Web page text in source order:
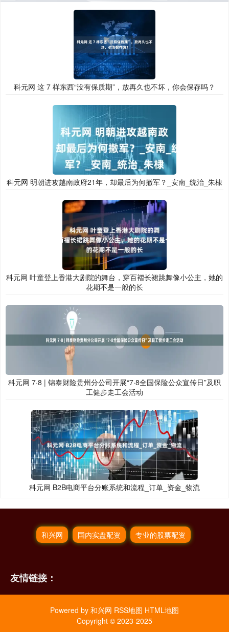
科元网 这 7 样东西“没有保质期”，放再久也不坏，你会保存吗？
科元网 明朝进攻越南政府21年，却最后为何撤军？_安南_统治_朱棣
科元网 叶童登上香港大剧院的舞台，穿百褶长裙跳舞像小公主，她的
花期不是一般的长
科元网 7·8 | 锦泰财险贵州分公司开展“7·8全国保险公众宣传日”及职
工健步走工会活动
科元网 B2B电商平台分账系统和流程_订单_资金_物流
和兴网 国内实盘配资 专业的股票配资
友情链接：
Powered by 和兴网 RSS地图 HTML地图
Copyright © 2023-2025